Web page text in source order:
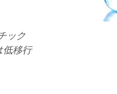
ック
低移行